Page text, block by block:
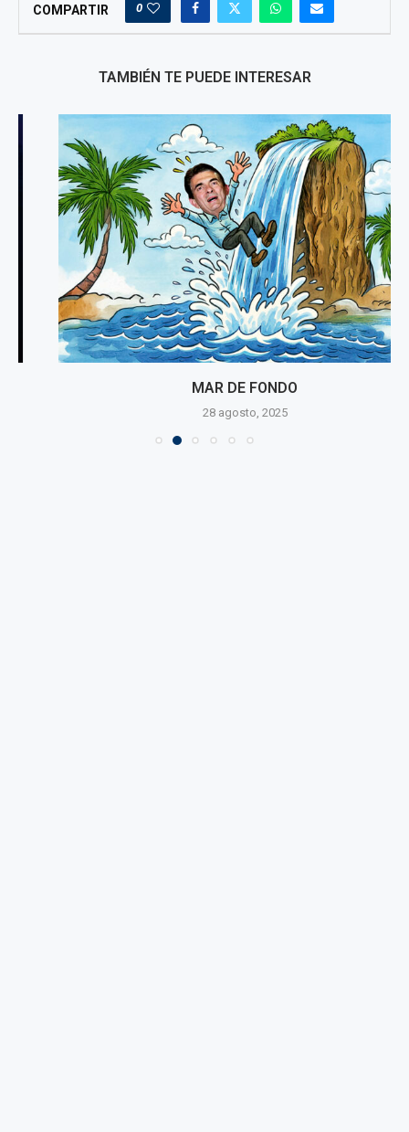
COMPARTIR 0
TAMBIÉN TE PUEDE INTERESAR
MAR DE FONDO
28 agosto, 2025